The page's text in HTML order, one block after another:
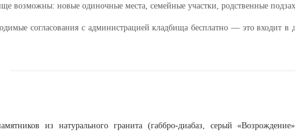
возможны: новые одиночные места, семейные участки, родственные
согласования с администрацией кладбища бесплатно — это входит
из натурального гранита (габбро-диабаз, серый